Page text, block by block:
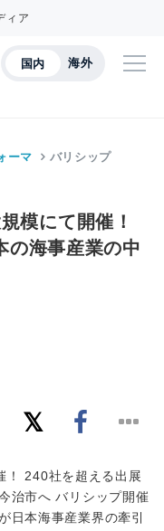
ィア
国内 海外
ーマ バリシップ
模にて開催！
の海事産業の中
！ 240社を超える出展
治市へ バリシップ開催
日本海事産業界の牽引